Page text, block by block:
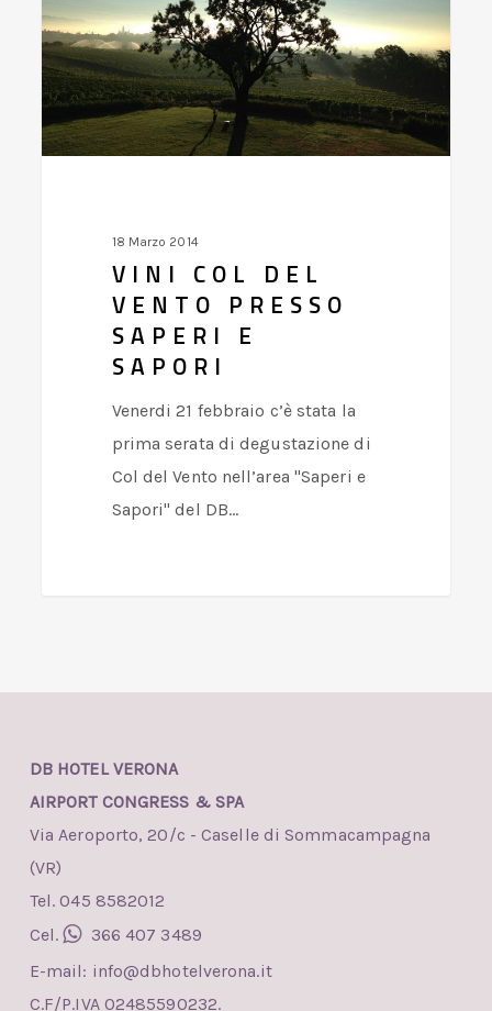
del
Vento
presso
Saperi
e
18 Marzo 2014
VINI COL DEL
VENTO PRESSO
SAPERI E
SAPORI
Venerdi 21 febbraio c’è stata la
prima serata di degustazione di
Col del Vento nell’area "Saperi e
Sapori" del DB…
DB HOTEL VERONA
AIRPORT CONGRESS & SPA
Via Aeroporto, 20/c - Caselle di Sommacampagna
(VR)
Tel. 045 8582012
Cel.
366 407 3489
E-mail: info@dbhotelverona.it
C.F/P.IVA 02485590232.